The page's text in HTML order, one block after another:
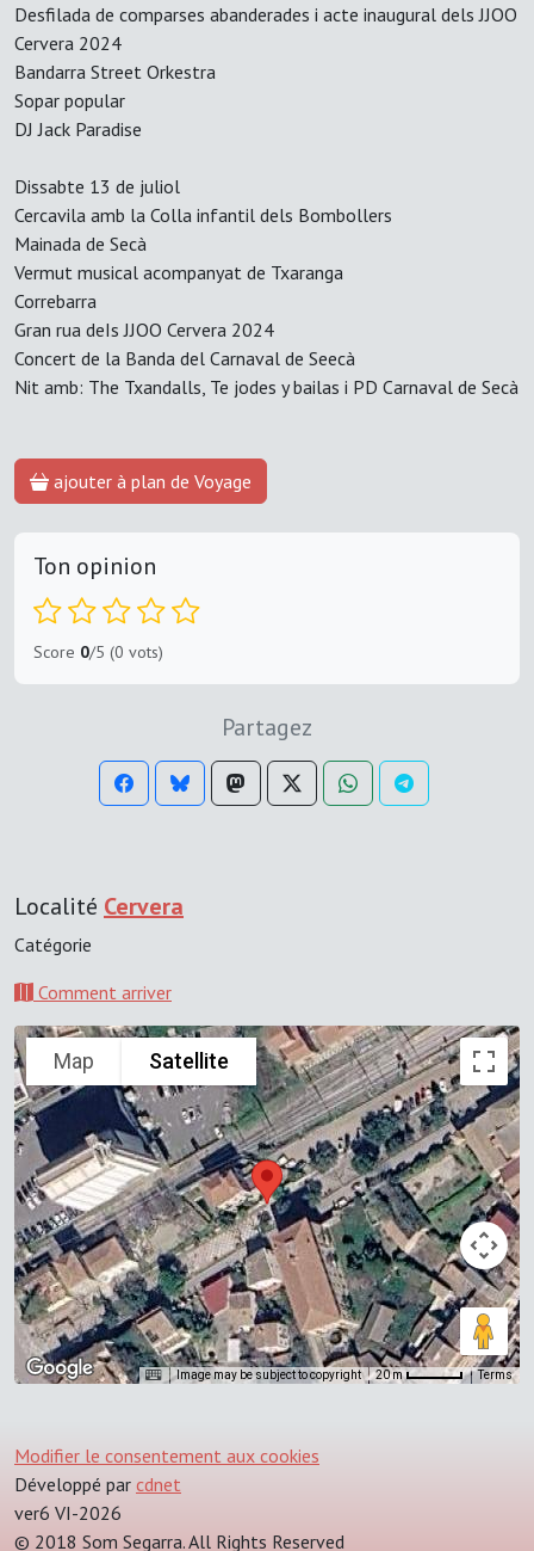
Desfilada de comparses abanderades i acte inaugural dels JJOO
Cervera 2024
Bandarra Street Orkestra
Sopar popular
DJ Jack Paradise
Dissabte 13 de juliol
Cercavila amb la Colla infantil dels Bombollers
Mainada de Secà
Vermut musical acompanyat de Txaranga
Correbarra
Gran rua deIs JJOO Cervera 2024
Concert de la Banda del Carnaval de Seecà
Nit amb: The Txandalls, Te jodes y bailas i PD Carnaval de Secà
ajouter à plan de Voyage
Ton opinion
Score 0/5 (0 vots)
Partagez
Localité Cervera
Catégorie
Comment arriver
Map Satellite
Image may be subject to copyright 20 m Terms
Modifier le consentement aux cookies
Développé par cdnet
ver6 VI-2026
© 2018 Som Segarra. All Rights Reserved